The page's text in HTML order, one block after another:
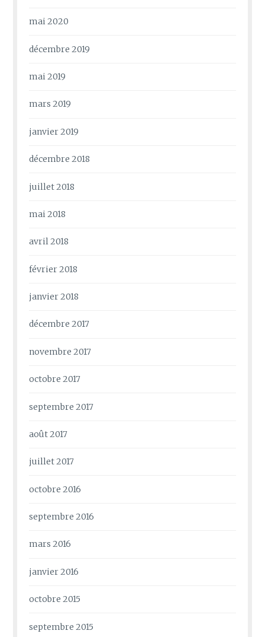
mai 2020
décembre 2019
mai 2019
mars 2019
janvier 2019
décembre 2018
juillet 2018
mai 2018
avril 2018
février 2018
janvier 2018
décembre 2017
novembre 2017
octobre 2017
septembre 2017
août 2017
juillet 2017
octobre 2016
septembre 2016
mars 2016
janvier 2016
octobre 2015
septembre 2015